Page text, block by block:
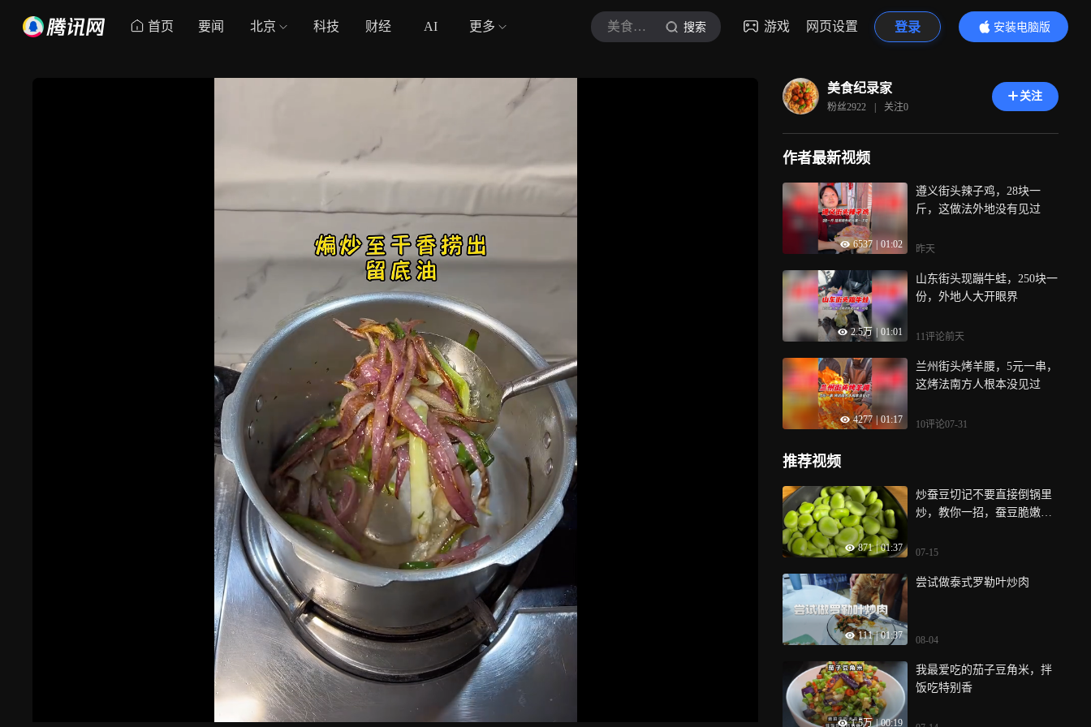
首页 要闻 北京 科技 财经 AI 更多 美食纪录家 搜索 游戏 网页设置 登录
安装电脑版
内容更精彩
美食纪录家
粉丝2922 | 关注0
关注
作者最新视频
6537 01:02
遵义街头辣子鸡，28块一
斤，这做法外地没有见过
昨天
2.5万 | 01:01
山东街头现蹦牛蛙，250块一
份，外地人大开眼界
11评论前天
4277 | 01:17
兰州街头烤羊腰，5元一串，
这烤法南方人根本没见过
10评论07-31
推荐视频
871 | 01:37
炒蚕豆切记不要直接倒锅里
炒，教你一招，蚕豆脆嫩，
07-15
111 | 01:37
尝试做泰式罗勒叶炒肉
08-04
1.5万 | 00:19
我最爱吃的茄子豆角米，拌
饭吃特别香